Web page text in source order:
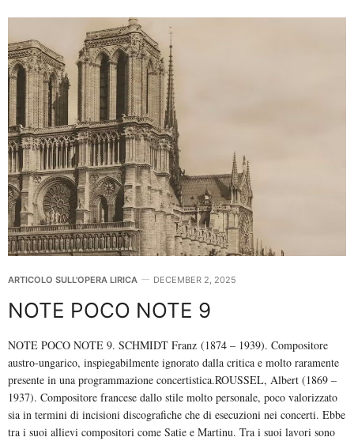
ARTICOLO SULL'OPERA LIRICA DECEMBER 2, 2025
NOTE POCO NOTE 9
NOTE POCO NOTE 9. SCHMIDT Franz (1874 – 1939). Compositore
austro-ungarico, inspiegabilmente ignorato dalla critica e molto raramente
presente in una programmazione concertistica.ROUSSEL, Albert (1869 –
1937). Compositore francese dallo stile molto personale, poco valorizzato
sia in termini di incisioni discografiche che di esecuzioni nei concerti. Ebbe
tra i suoi allievi compositori come Satie e Martinu. Tra i suoi lavori sono